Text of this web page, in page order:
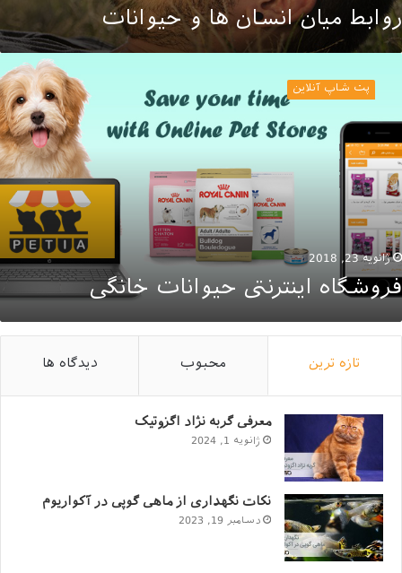
روابط میان انسان‌ ها و حیوانات
اینترنتی
حیوانات
خانگی
پت شاپ آنلاین
ژانویه 23, 2018
فروشگاه اینترنتی حیوانات خانگی
تازه ترین محبوب دیدگاه ها
معرفی گربه نژاد اگزوتیک
ژانویه 1, 2024
نکات نگهداری از ماهی گوپی در آکواریوم
دسامبر 19, 2023